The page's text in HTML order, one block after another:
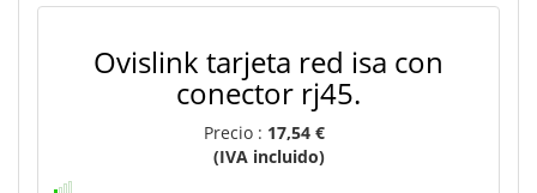
Ovislink tarjeta red isa con
conector rj45.
Precio : 17,54 €
(IVA incluido)